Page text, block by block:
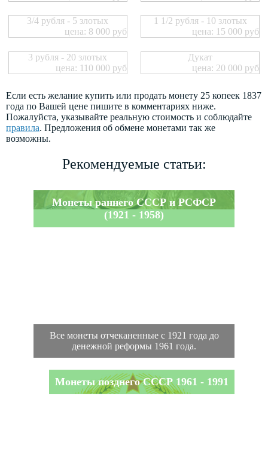
3/4 рубля - 5 злотых
цена: 8 000 руб
1 1/2 рубля - 10 злотых
цена: 15 000 руб
3 рубля - 20 злотых
цена: 110 000 руб
Дукат
цена: 20 000 руб
Если есть желание купить или продать монету 25 копеек 1837
года по Вашей цене пишите в комментариях ниже.
Пожалуйста, указывайте реальную стоимость и соблюдайте
правила. Предложения об обмене монетами так же
возможны.
Рекомендуемые статьи:
Монеты раннего СССР и РСФСР
(1921 - 1958)
Все монеты отчеканенные с 1921 года до
денежной реформы 1961 года.
Монеты позднего СССР 1961 - 1991